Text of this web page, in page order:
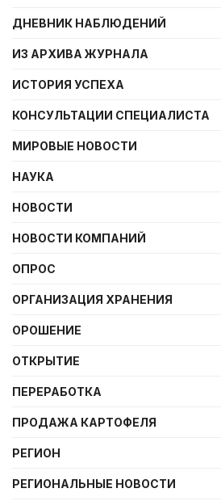
ДНЕВНИК НАБЛЮДЕНИЙ
ИЗ АРХИВА ЖУРНАЛА
ИСТОРИЯ УСПЕХА
КОНСУЛЬТАЦИИ СПЕЦИАЛИСТА
МИРОВЫЕ НОВОСТИ
НАУКА
НОВОСТИ
НОВОСТИ КОМПАНИЙ
ОПРОС
ОРГАНИЗАЦИЯ ХРАНЕНИЯ
ОРОШЕНИЕ
ОТКРЫТИЕ
ПЕРЕРАБОТКА
ПРОДАЖА КАРТОФЕЛЯ
РЕГИОН
РЕГИОНАЛЬНЫЕ НОВОСТИ